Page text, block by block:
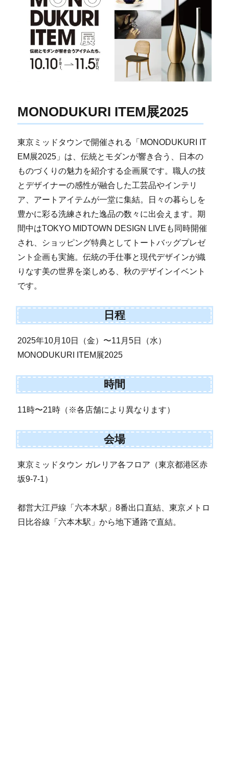
MONODUKURI ITEM展2025
東京ミッドタウンで開催される「MONODUKURI IT
EM展2025」は、伝統とモダンが響き合う、日本の
ものづくりの魅力を紹介する企画展です。職人の技
とデザイナーの感性が融合した工芸品やインテリ
ア、アートアイテムが一堂に集結。日々の暮らしを
豊かに彩る洗練された逸品の数々に出会えます。期
間中はTOKYO MIDTOWN DESIGN LIVEも同時開催
され、ショッピング特典としてトートバッグプレゼ
ント企画も実施。伝統の手仕事と現代デザインが織
りなす美の世界を楽しめる、秋のデザインイベント
です。
日程
2025年10月10日（金）〜11月5日（水）
MONODUKURI ITEM展2025
時間
11時〜21時（※各店舗により異なります）
会場
東京ミッドタウン ガレリア各フロア（東京都港区赤
坂9-7-1）
都営大江戸線「六本木駅」8番出口直結、東京メトロ
日比谷線「六本木駅」から地下通路で直結。